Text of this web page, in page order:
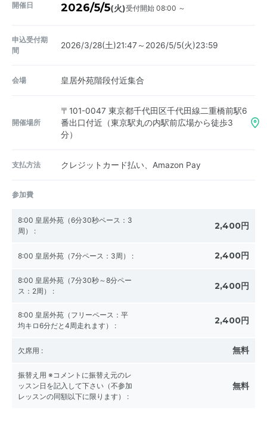
開催日 2026/5/5(火)受付開始 08:00 ～
申込受付期
間
2026/3/28(土)21:47～2026/5/5(火)23:59
会場 皇居外苑階段付近集合
開催場所
〒101-0047 東京都千代田区千代田線二重橋前駅6
番出口付近（東京駅丸の内駅前広場から徒歩3
分）
支払方法 クレジットカード払い、Amazon Pay
参加費
8:00 皇居外苑（6分30秒ペース：3
周） : 2,400円
8:00 皇居外苑（7分ペース：3周） : 2,400円
8:00 皇居外苑（7分30秒～8分ペー
ス：2周） : 2,400円
8:00 皇居外苑（フリーペース：平
均キロ6分だと4周走れます） : 2,400円
欠席用 : 無料
振替え用 ※コメントに振替え元のレ
ッスン日を記入して下さい（不参加
レッスンの同額以下に限ります） :
無料